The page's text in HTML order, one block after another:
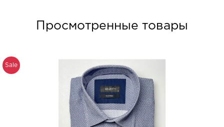
Просмотренные товары
Sale